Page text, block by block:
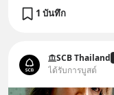
1 บันทึก
SCB Thailand
ได้รับการบูสต์